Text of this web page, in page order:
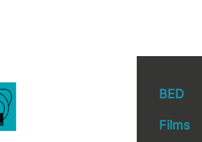
BED
Films